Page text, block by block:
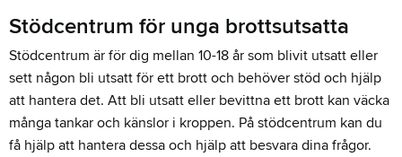
Stödcentrum för unga brottsutsatta
Stödcentrum är för dig mellan 10-18 år som blivit utsatt eller
sett någon bli utsatt för ett brott och behöver stöd och hjälp
att hantera det. Att bli utsatt eller bevittna ett brott kan väcka
många tankar och känslor i kroppen. På stödcentrum kan du
få hjälp att hantera dessa och hjälp att besvara dina frågor.